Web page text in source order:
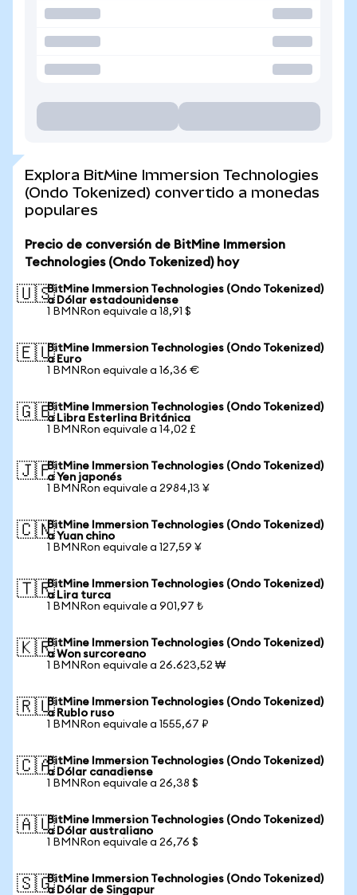
Explora BitMine Immersion Technologies
(Ondo Tokenized) convertido a monedas
populares
Precio de conversión de BitMine Immersion
Technologies (Ondo Tokenized) hoy
🇺🇸BitMine Immersion Technologies (Ondo Tokenized)
a Dólar estadounidense
1 BMNRon equivale a 18,91 $
🇪🇺BitMine Immersion Technologies (Ondo Tokenized)
a Euro
1 BMNRon equivale a 16,36 €
🇬🇧BitMine Immersion Technologies (Ondo Tokenized)
a Libra Esterlina Británica
1 BMNRon equivale a 14,02 £
🇯🇵BitMine Immersion Technologies (Ondo Tokenized)
a Yen japonés
1 BMNRon equivale a 2984,13 ¥
🇨🇳BitMine Immersion Technologies (Ondo Tokenized)
a Yuan chino
1 BMNRon equivale a 127,59 ¥
🇹🇷BitMine Immersion Technologies (Ondo Tokenized)
a Lira turca
1 BMNRon equivale a 901,97 ₺
🇰🇷BitMine Immersion Technologies (Ondo Tokenized)
a Won surcoreano
1 BMNRon equivale a 26.623,52 ₩
🇷🇺BitMine Immersion Technologies (Ondo Tokenized)
a Rublo ruso
1 BMNRon equivale a 1555,67 ₽
🇨🇦BitMine Immersion Technologies (Ondo Tokenized)
a Dólar canadiense
1 BMNRon equivale a 26,38 $
🇦🇺BitMine Immersion Technologies (Ondo Tokenized)
a Dólar australiano
1 BMNRon equivale a 26,76 $
🇸🇬BitMine Immersion Technologies (Ondo Tokenized)
a Dólar de Singapur